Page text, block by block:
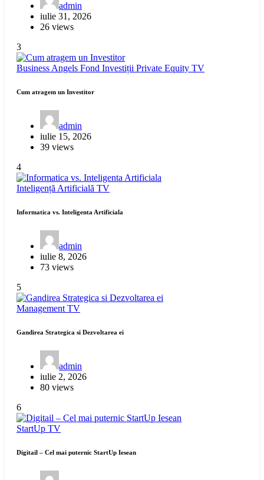
admin
iulie 31, 2026
26 views
3
Business Angels Fond Investiții Private Equity TV
Cum atragem un Investitor
admin
iulie 15, 2026
39 views
4
Inteligență Artificială TV
Informatica vs. Inteligenta Artificiala
admin
iulie 8, 2026
73 views
5
Management TV
Gandirea Strategica si Dezvoltarea ei
admin
iulie 2, 2026
80 views
6
StartUp TV
Digitail – Cel mai puternic StartUp Iesean